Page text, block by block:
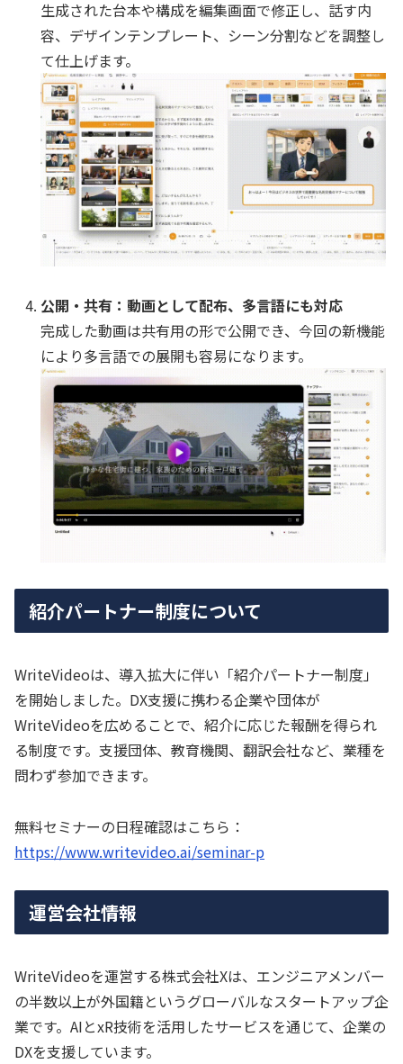
生成された台本や構成を編集画面で修正し、話す内
容、デザインテンプレート、シーン分割などを調整し
て仕上げます。
公開・共有：動画として配布、多言語にも対応
完成した動画は共有用の形で公開でき、今回の新機能
により多言語での展開も容易になります。
紹介パートナー制度について
WriteVideoは、導入拡大に伴い「紹介パートナー制度」
を開始しました。DX支援に携わる企業や団体が
WriteVideoを広めることで、紹介に応じた報酬を得られ
る制度です。支援団体、教育機関、翻訳会社など、業種を
問わず参加できます。
無料セミナーの日程確認はこちら：
https://www.writevideo.ai/seminar-p
運営会社情報
WriteVideoを運営する株式会社Xは、エンジニアメンバー
の半数以上が外国籍というグローバルなスタートアップ企
業です。AIとxR技術を活用したサービスを通じて、企業の
DXを支援しています。